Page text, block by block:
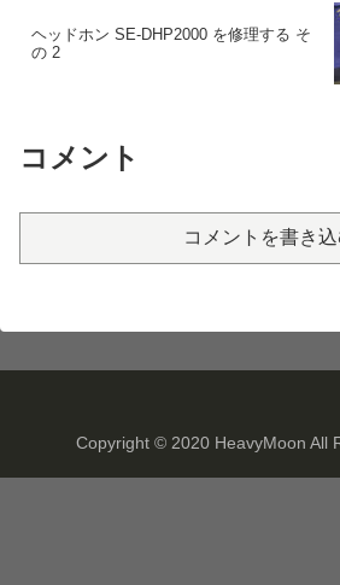
ヘッドホン SE-DHP2000 を修理する そ
の 2
コメント
コメントを書き
Copyright © 2020 HeavyMoon All